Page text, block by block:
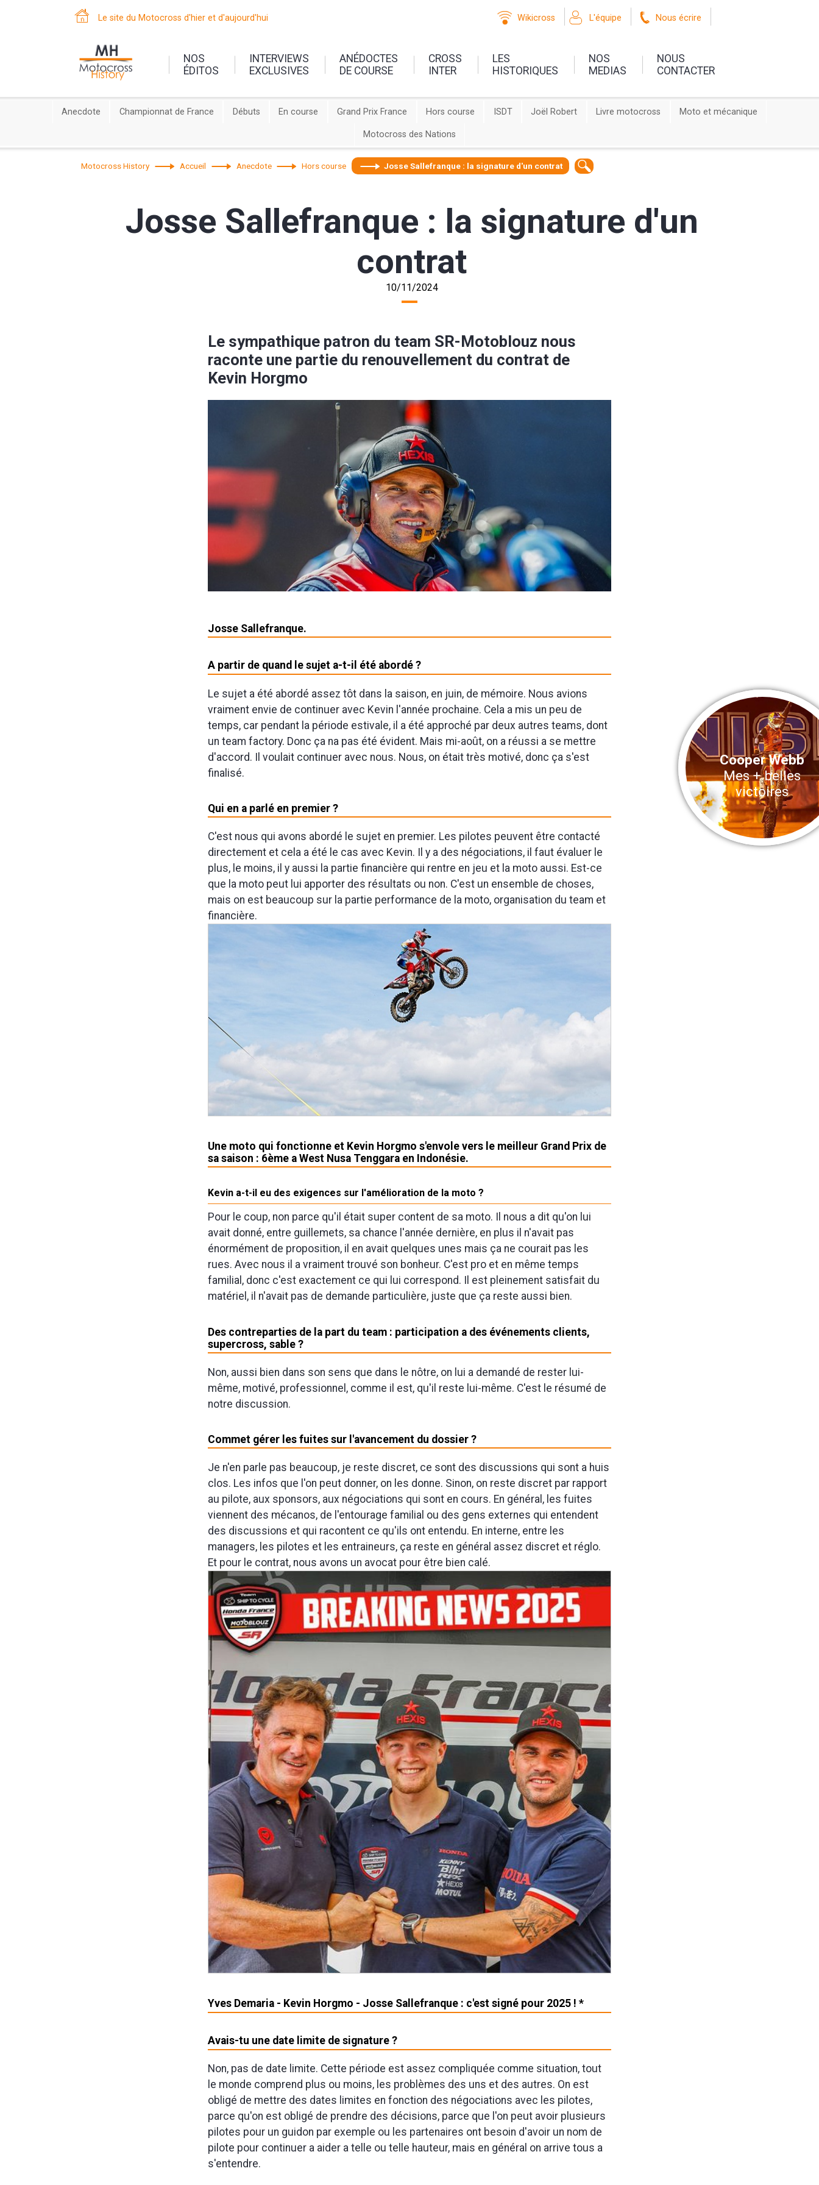
Le site du Motocross d'hier et d'aujourd'hui Wikicross L'équipe Nous écrire
NOS
ÉDITOS
INTERVIEWS
EXCLUSIVES
ANÉDOCTES
DE COURSE
CROSS
INTER
LES
HISTORIQUES
NOS
MEDIAS
NOUS
CONTACTER
Cooper Webb
Mes + belles
victoires
Anecdote Championnat de France Débuts En course Grand Prix France Hors course ISDT Joël Robert Livre motocross Moto et mécanique
Motocross des Nations
Motocross History Accueil Anecdote Hors course Josse Sallefranque : la signature d'un contrat
Josse Sallefranque : la signature d'un
contrat
10/11/2024
Le sympathique patron du team SR-Motoblouz nous
raconte une partie du renouvellement du contrat de
Kevin Horgmo
Josse Sallefranque.
A partir de quand le sujet a-t-il été abordé ?
Le sujet a été abordé assez tôt dans la saison, en juin, de mémoire. Nous avions
vraiment envie de continuer avec Kevin l'année prochaine. Cela a mis un peu de
temps, car pendant la période estivale, il a été approché par deux autres teams, dont
un team factory. Donc ça na pas été évident. Mais mi-août, on a réussi a se mettre
d'accord. Il voulait continuer avec nous. Nous, on était très motivé, donc ça s'est
finalisé.
Qui en a parlé en premier ?
C'est nous qui avons abordé le sujet en premier. Les pilotes peuvent être contacté
directement et cela a été le cas avec Kevin. Il y a des négociations, il faut évaluer le
plus, le moins, il y aussi la partie financière qui rentre en jeu et la moto aussi. Est-ce
que la moto peut lui apporter des résultats ou non. C'est un ensemble de choses,
mais on est beaucoup sur la partie performance de la moto, organisation du team et
financière.
Une moto qui fonctionne et Kevin Horgmo s'envole vers le meilleur Grand Prix de
sa saison : 6ème a West Nusa Tenggara en Indonésie.
Kevin a-t-il eu des exigences sur l'amélioration de la moto ?
Pour le coup, non parce qu'il était super content de sa moto. Il nous a dit qu'on lui
avait donné, entre guillemets, sa chance l'année dernière, en plus il n'avait pas
énormément de proposition, il en avait quelques unes mais ça ne courait pas les
rues. Avec nous il a vraiment trouvé son bonheur. C'est pro et en même temps
familial, donc c'est exactement ce qui lui correspond. Il est pleinement satisfait du
matériel, il n'avait pas de demande particulière, juste que ça reste aussi bien.
Des contreparties de la part du team : participation a des événements clients,
supercross, sable ?
Non, aussi bien dans son sens que dans le nôtre, on lui a demandé de rester lui-
même, motivé, professionnel, comme il est, qu'il reste lui-même. C'est le résumé de
notre discussion.
Commet gérer les fuites sur l'avancement du dossier ?
Je n'en parle pas beaucoup, je reste discret, ce sont des discussions qui sont a huis
clos. Les infos que l'on peut donner, on les donne. Sinon, on reste discret par rapport
au pilote, aux sponsors, aux négociations qui sont en cours. En général, les fuites
viennent des mécanos, de l'entourage familial ou des gens externes qui entendent
des discussions et qui racontent ce qu'ils ont entendu. En interne, entre les
managers, les pilotes et les entraineurs, ça reste en général assez discret et réglo.
Et pour le contrat, nous avons un avocat pour être bien calé.
Yves Demaria - Kevin Horgmo - Josse Sallefranque : c'est signé pour 2025 ! *
Avais-tu une date limite de signature ?
Non, pas de date limite. Cette période est assez compliquée comme situation, tout
le monde comprend plus ou moins, les problèmes des uns et des autres. On est
obligé de mettre des dates limites en fonction des négociations avec les pilotes,
parce qu'on est obligé de prendre des décisions, parce que l'on peut avoir plusieurs
pilotes pour un guidon par exemple ou les partenaires ont besoin d'avoir un nom de
pilote pour continuer a aider a telle ou telle hauteur, mais en général on arrive tous a
s'entendre.